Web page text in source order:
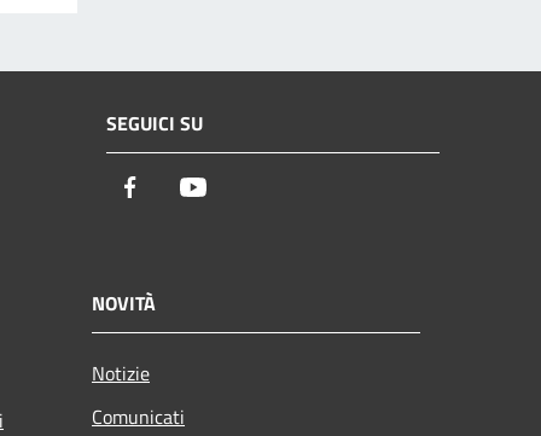
SEGUICI SU
Facebook
NOVITÀ
Notizie
Comunicati